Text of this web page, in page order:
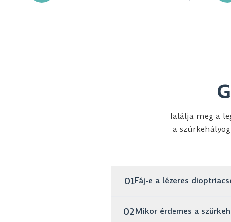
Találja meg a
a
01Fáj-e a lézeres
Nem, az eljárás teljesen
02Mikor érdemes a